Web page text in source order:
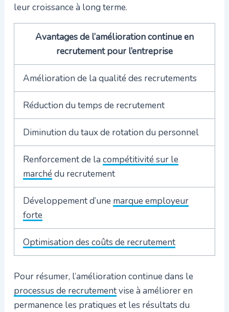
leur croissance à long terme.
Avantages de l’amélioration continue en
recrutement pour l’entreprise
Amélioration de la qualité des recrutements
Réduction du temps de recrutement
Diminution du taux de rotation du personnel
Renforcement de la compétitivité sur le
marchédu recrutement
Développement d’une marque employeur
forte
Optimisation des coûts de recrutement
Pour résumer, l’amélioration continue dans le
processus de recrutementvise à améliorer en
permanence les pratiques et les résultats du